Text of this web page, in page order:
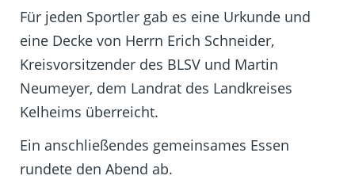
Für jeden Sportler gab es eine Urkunde und
eine Decke von Herrn Erich Schneider,
Kreisvorsitzender des BLSV und Martin
Neumeyer, dem Landrat des Landkreises
Kelheims überreicht.
Ein anschließendes gemeinsames Essen
rundete den Abend ab.